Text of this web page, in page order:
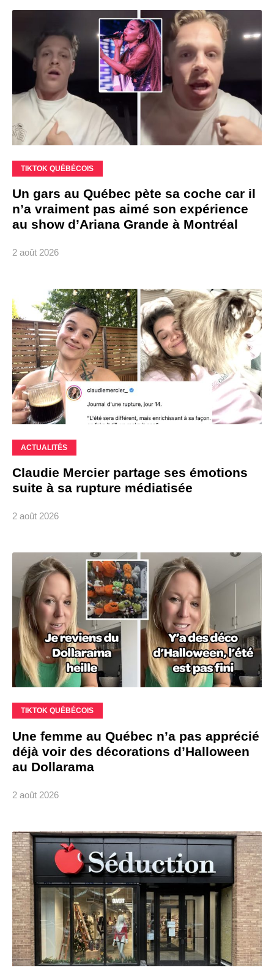
TIKTOK QUÉBÉCOIS
Un gars au Québec pète sa coche car il
n’a vraiment pas aimé son expérience
au show d’Ariana Grande à Montréal
2 août 2026
ACTUALITÉS
Claudie Mercier partage ses émotions
suite à sa rupture médiatisée
2 août 2026
TIKTOK QUÉBÉCOIS
Une femme au Québec n’a pas apprécié
déjà voir des décorations d’Halloween
au Dollarama
2 août 2026